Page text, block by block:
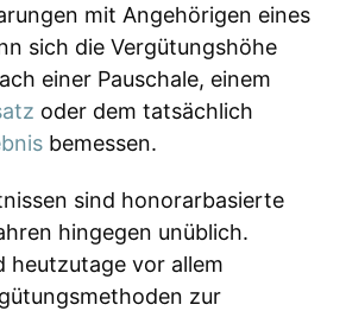
mit Angehörigen eines
sich die Vergütungshöhe
einer Pauschale, einem
oder dem tatsächlich
bemessen.
sind honorarbasierte
hingegen unüblich.
heutzutage vor allem
zur